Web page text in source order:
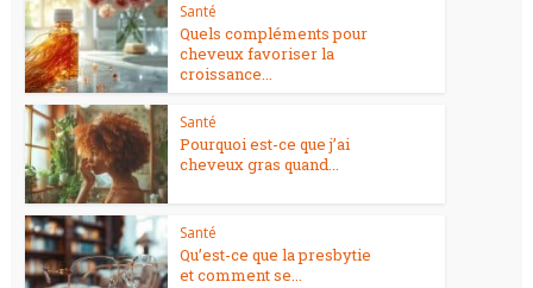
Santé
Quels compléments pour
cheveux favoriser la
croissance...
Santé
Pourquoi est-ce que j’ai
cheveux gras quand...
Santé
Qu’est-ce que la presbytie
et comment se...